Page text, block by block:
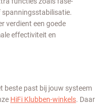
spanningsstabilisatie.
verdient een goede
effectiviteit en
beste past bij jouw systeem
HiFi Klubben-winkels. Daar